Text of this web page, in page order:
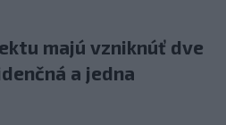
majú vzniknúť dve
a jedna